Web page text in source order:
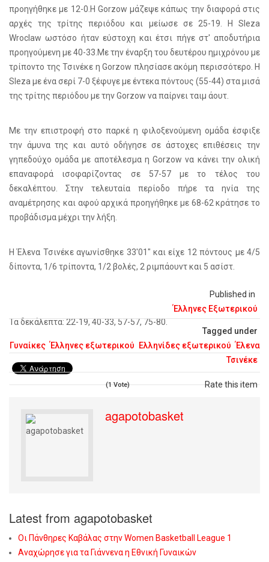
Published in
Έλληνες Εξωτερικού
Tagged under
Γυναίκες Έλληνες εξωτερικού Ελληνίδες εξωτερικού Έλενα
Τσινέκε
Rate this item
(1 Vote)
προηγήθηκε με 12-0.Η Gorzow μάζεψε κάπως την διαφορά στις
αρχές της τρίτης περιόδου και μείωσε σε 25-19. Η Sleza
Wroclaw ωστόσο ήταν εύστοχη και έτσι πήγε στ' αποδυτήρια
προηγούμενη με 40-33.Με την έναρξη του δευτέρου ημιχρόνου με
τρίποντο της Τσινέκε η Gorzow πλησίασε ακόμη περισσότερο. Η
Sleza με ένα σερί 7-0 ξέφυγε με έντεκα πόντους (55-44) στα μισά
της τρίτης περιόδου με την Gorzow να παίρνει ταιμ άουτ.
Με την επιστροφή στο παρκέ η φιλοξενούμενη ομάδα έσφιξε
την άμυνα της και αυτό οδήγησε σε άστοχες επιθέσεις την
γηπεδούχο ομάδα με αποτέλεσμα η Gorzow να κάνει την ολική
επαναφορά ισοφαρίζοντας σε 57-57 με το τέλος του
δεκαλέπτου. Στην τελευταία περίοδο πήρε τα ηνία της
αναμέτρησης και αφού αρχικά προηγήθηκε με 68-62 κράτησε το
προβάδισμα μέχρι την λήξη.
Η Έλενα Τσινέκε αγωνίσθηκε 33'01" και είχε 12 πόντους με 4/5
δίποντα, 1/6 τρίποντα, 1/2 βολές, 2 ριμπάουντ και 5 ασίστ.
Τα δεκάλεπτα: 22-19, 40-33, 57-57, 75-80.
agapotobasket
Latest from agapotobasket
Οι Πάνθηρες Καβάλας στην Women Basketball League 1
Αναχώρησε για τα Γιάννενα η Εθνική Γυναικών